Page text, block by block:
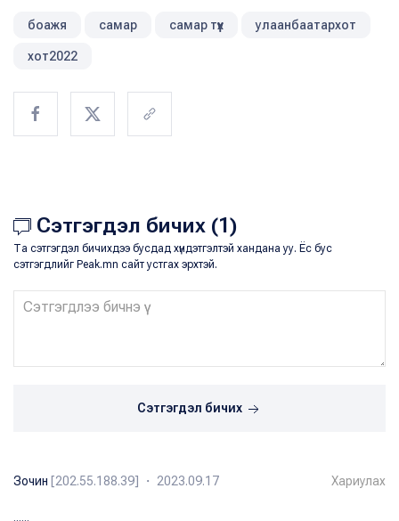
боажя самар самар түүх улаанбаатархот
хот2022
Сэтгэгдэл бичих (1)
Та сэтгэгдэл бичихдээ бусдад хүндэтгэлтэй хандана уу. Ёс бус
сэтгэгдлийг Peak.mn сайт устгах эрхтэй.
Сэтгэгдэл бичих
Зочин [202.55.188.39] ・ 2023.09.17 Хариулах
......